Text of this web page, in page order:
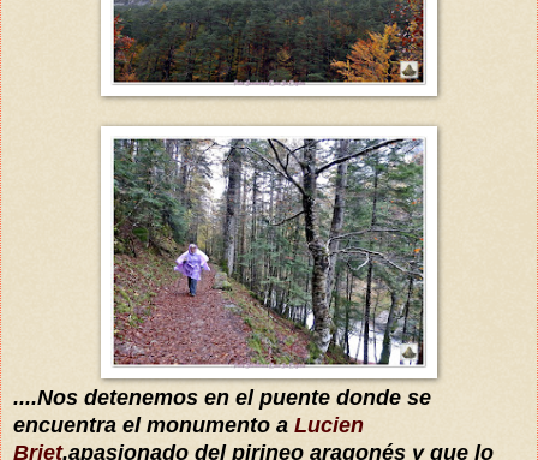
....Nos detenemos en el puente donde se
encuentra el monumento a Lucien
Briet,apasionado del pirineo aragonés y que lo